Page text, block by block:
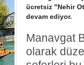
ücretsiz "Nehir
devam ediyor.
Manavgat
olarak